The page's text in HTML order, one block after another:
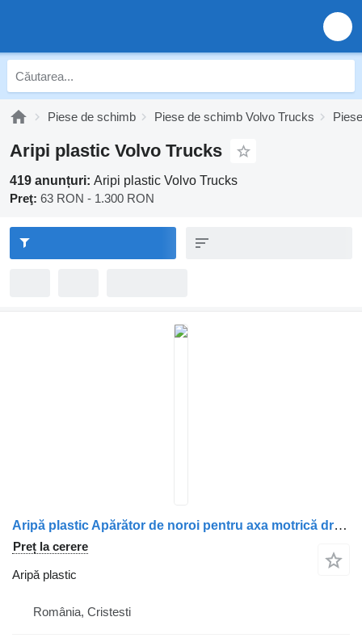
Piese de schimb Piese de schimb Volvo Trucks
Aripi plastic Volvo Trucks
419 anunțuri: Aripi plastic Volvo Trucks
Preţ: 63 RON - 1.300 RON
Aripă plastic Apărător de noroi pentru axa motrică dreapta sus pentru camion Volvo 21094387 7421094387
Preț la cerere
Aripă plastic
România, Cristesti